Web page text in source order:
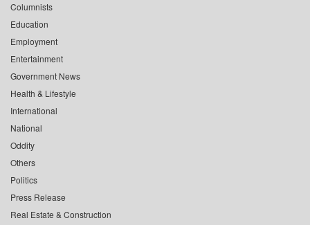
Columnists
Education
Employment
Entertainment
Government News
Health & Lifestyle
International
National
Oddity
Others
Politics
Press Release
Real Estate & Construction